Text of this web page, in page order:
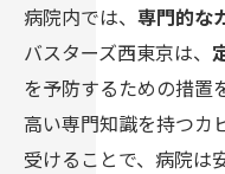
病院内では、 専門的な
バスターズ西東京は、
を予防するための措置
高い専門知識を持つカ
受けることで、病院は